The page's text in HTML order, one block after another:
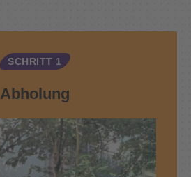
SCHRITT 1
Abholung